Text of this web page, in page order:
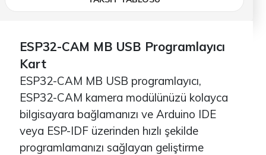
ESP32-CAM MB USB Programlayıcı
Kart
ESP32-CAM MB USB programlayıcı,
ESP32-CAM kamera modülünüzü kolayca
bilgisayara bağlamanızı ve Arduino IDE
veya ESP-IDF üzerinden hızlı şekilde
programlamanızı sağlayan geliştirme